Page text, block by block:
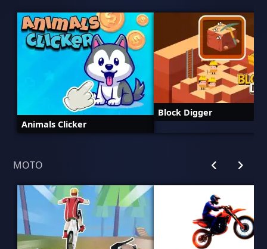
Animals Clicker
Block Digger
MOTO